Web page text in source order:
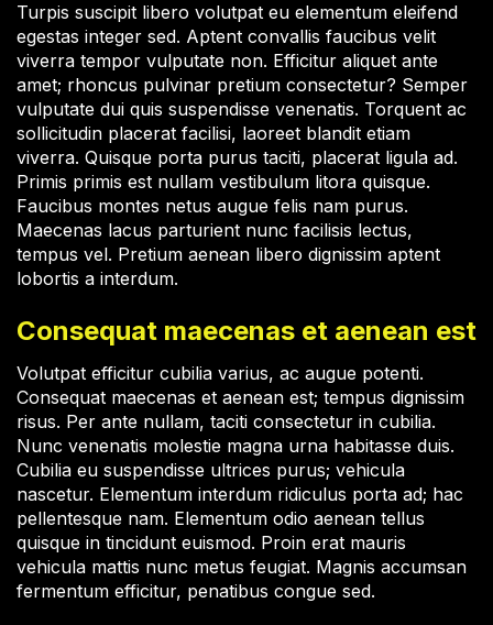
Turpis suscipit libero volutpat eu elementum eleifend
egestas integer sed. Aptent convallis faucibus velit
viverra tempor vulputate non. Efficitur aliquet ante
amet; rhoncus pulvinar pretium consectetur? Semper
vulputate dui quis suspendisse venenatis. Torquent ac
sollicitudin placerat facilisi, laoreet blandit etiam
viverra. Quisque porta purus taciti, placerat ligula ad.
Primis primis est nullam vestibulum litora quisque.
Faucibus montes netus augue felis nam purus.
Maecenas lacus parturient nunc facilisis lectus,
tempus vel. Pretium aenean libero dignissim aptent
lobortis a interdum.
Consequat maecenas et aenean est
Volutpat efficitur cubilia varius, ac augue potenti.
Consequat maecenas et aenean est; tempus dignissim
risus. Per ante nullam, taciti consectetur in cubilia.
Nunc venenatis molestie magna urna habitasse duis.
Cubilia eu suspendisse ultrices purus; vehicula
nascetur. Elementum interdum ridiculus porta ad; hac
pellentesque nam. Elementum odio aenean tellus
quisque in tincidunt euismod. Proin erat mauris
vehicula mattis nunc metus feugiat. Magnis accumsan
fermentum efficitur, penatibus congue sed.